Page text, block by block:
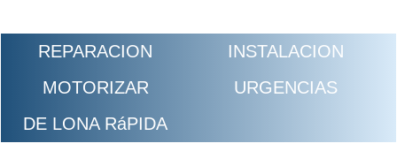
REPARACION
INSTALACION
MOTORIZAR
URGENCIAS
DE LONA RáPIDA